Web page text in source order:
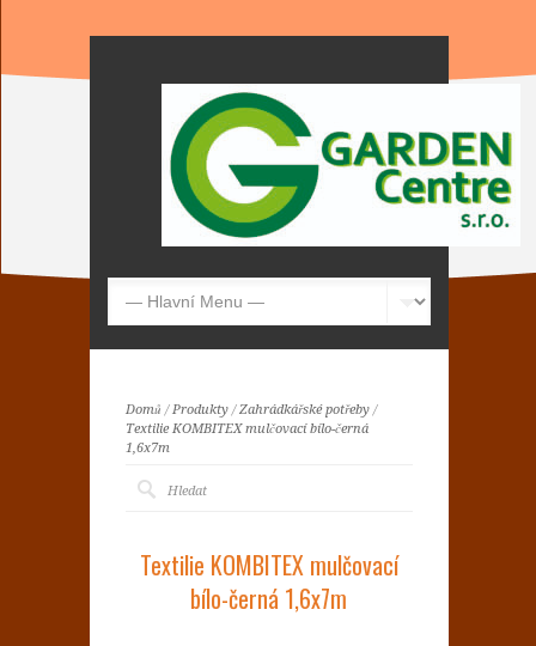
Domů /Produkty/Zahrádkářské potřeby/
Textilie KOMBITEX mulčovací bílo-černá
1,6x7m
Textilie KOMBITEX mulčovací
bílo-černá 1,6x7m